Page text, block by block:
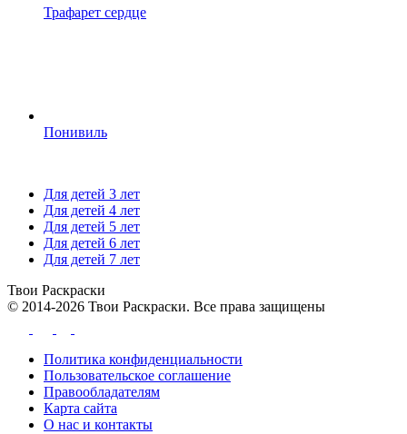
Трафарет сердце
Понивиль
Для детей 3 лет
Для детей 4 лет
Для детей 5 лет
Для детей 6 лет
Для детей 7 лет
Твои Раскраски
© 2014-2026 Твои Раскраски. Все права защищены
Политика конфиденциальности
Пользовательское соглашение
Правообладателям
Карта сайта
О нас и контакты